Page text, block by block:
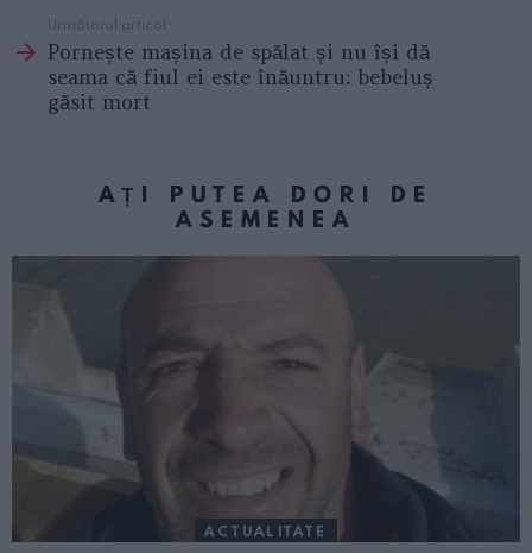
Următorul articol
Pornește mașina de spălat și nu își dă
seama că fiul ei este înăuntru: bebeluș
găsit mort
AȚI PUTEA DORI DE
ASEMENEA
ACTUALITATE